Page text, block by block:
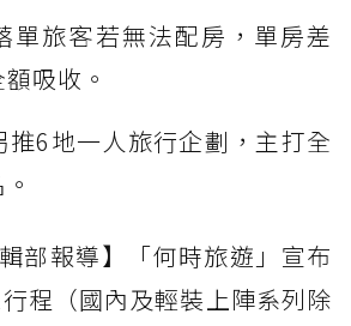
單旅客若無法配房，單房差
吸收。
推6地一人旅行企劃，主打全
部報導】「何時旅遊」宣布
程（國內及輕裝上陣系列除